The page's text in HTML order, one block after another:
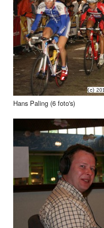
Hans Paling (6 foto's)